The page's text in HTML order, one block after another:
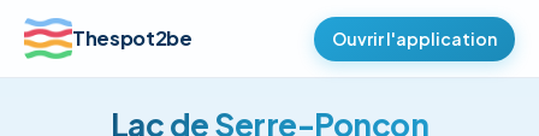
Thespot2be Ouvrir l'application
Lac de Serre-Poncon